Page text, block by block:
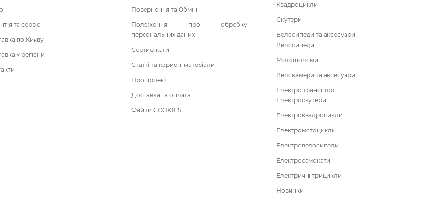
та сервіс
по Києву
у регіони
Повернення та Обмін
Положення про обробку
персональних даних
Сертифікати
Статті та корисні матеріали
Про проект
Доставка та оплата
Файли COOKIES
Квадроцикли
Скутери
Велосипеди та аксесуари
Велосипеди
Мотошоломи
Велокамери та аксесуари
Електро транспорт
Електроскутери
Електроквадроцикли
Електромотоцикли
Електровелосипеди
Електросамокати
Електричні трицикли
Новинки